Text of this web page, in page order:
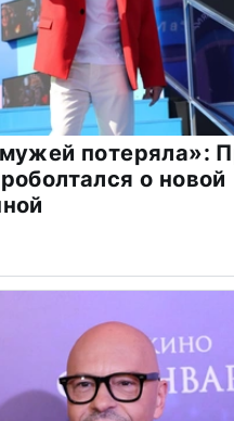
потеряла»:
о новой